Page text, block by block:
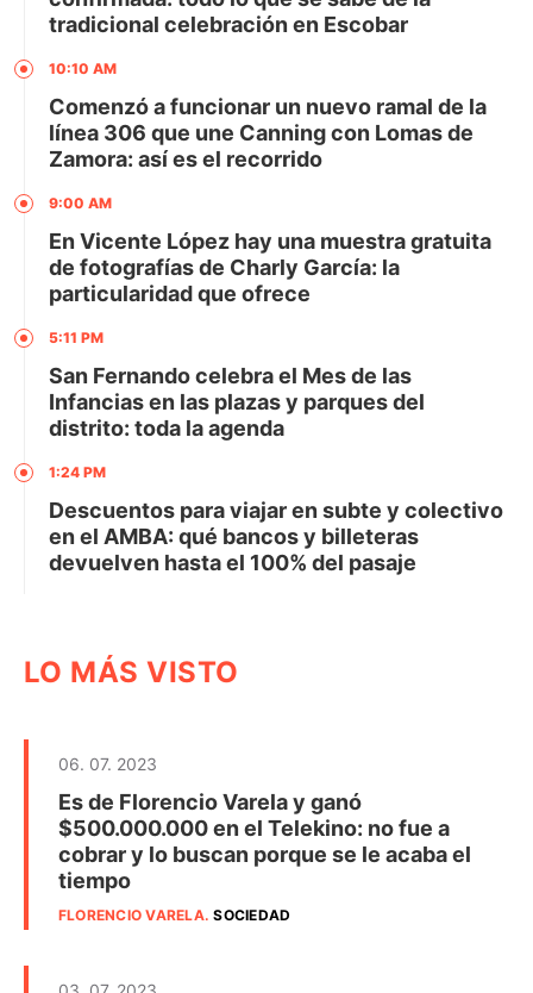
tradicional celebración en Escobar
10:10 AM
Comenzó a funcionar un nuevo ramal de la
línea 306 que une Canning con Lomas de
Zamora: así es el recorrido
9:00 AM
En Vicente López hay una muestra gratuita
de fotografías de Charly García: la
particularidad que ofrece
5:11 PM
San Fernando celebra el Mes de las
Infancias en las plazas y parques del
distrito: toda la agenda
1:24 PM
Descuentos para viajar en subte y colectivo
en el AMBA: qué bancos y billeteras
devuelven hasta el 100% del pasaje
LO MÁS VISTO
06. 07. 2023
Es de Florencio Varela y ganó
$500.000.000 en el Telekino: no fue a
cobrar y lo buscan porque se le acaba el
tiempo
FLORENCIO VARELA.SOCIEDAD